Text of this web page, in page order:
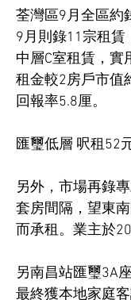
荃灣區9月全區約
9月則錄11宗租
中層C室租賃，實
租金較2房戶市值
回報率5.8厘。
匯璽低層 呎租52
另外，市場再錄
套房間隔，望東
而承租。業主於
另南昌站匯璽3A
最終獲本地家庭